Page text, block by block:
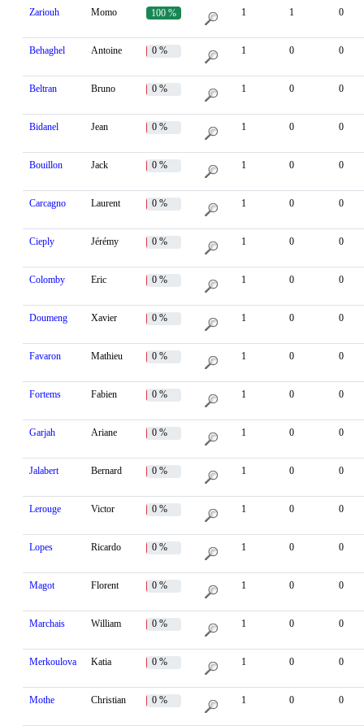
Zariouh Momo 100 % 1 1 0
Behaghel Antoine 0 % 1 0 0
Beltran Bruno 0 % 1 0 0
Bidanel Jean 0 % 1 0 0
Bouillon Jack 0 % 1 0 0
Carcagno Laurent 0 % 1 0 0
Cieply Jérémy 0 % 1 0 0
Colomby Eric 0 % 1 0 0
Doumeng Xavier 0 % 1 0 0
Favaron Mathieu 0 % 1 0 0
Fortems Fabien 0 % 1 0 0
Garjah Ariane 0 % 1 0 0
Jalabert Bernard 0 % 1 0 0
Lerouge Victor 0 % 1 0 0
Lopes Ricardo 0 % 1 0 0
Magot Florent 0 % 1 0 0
Marchais William 0 % 1 0 0
Merkoulova Katia 0 % 1 0 0
Mothe Christian 0 % 1 0 0